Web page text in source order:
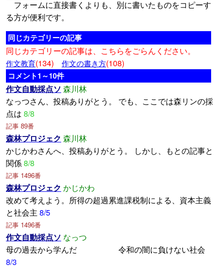
フォームに直接書くよりも、別に書いたものをコピーす
る方が便利です。
同じカテゴリーの記事
同じカテゴリーの記事は、こちらをごらんください。
作文教育(134) 作文の書き方(108)
コメント1～10件
作文自動採点ソ 森川林
なっつさん、投稿ありがとう。 でも、ここでは森リンの採
点は 8/8
記事 89番
森林プロジェク 森川林
かじかわさんへ、投稿ありがとう。 しかし、もとの記事と
関係8/8
記事 1496番
森林プロジェク かじかわ
改めて考えよう。所得の超過累進課税制による、資本主義
と社会主 8/5
記事 1496番
作文自動採点ソ なっつ
母の過去から学んだ 令和の闇に負けない社会
8/3